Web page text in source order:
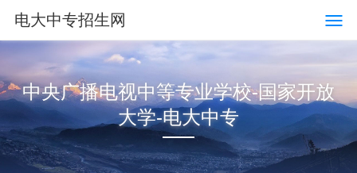
电大中专招生网
中央广播电视中等专业学校-国家开放
大学-电大中专